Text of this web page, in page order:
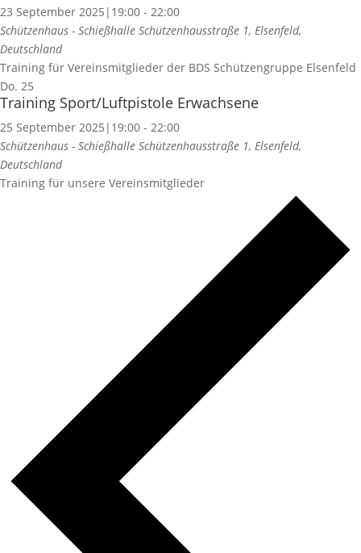
23 September 2025|19:00 - 22:00
Schützenhaus - Schießhalle Schützenhausstraße 1, Elsenfeld,
Deutschland
Training für Vereinsmitglieder der BDS Schützengruppe Elsenfeld
Do. 25
Training Sport/Luftpistole Erwachsene
25 September 2025|19:00 - 22:00
Schützenhaus - Schießhalle Schützenhausstraße 1, Elsenfeld,
Deutschland
Training für unsere Vereinsmitglieder